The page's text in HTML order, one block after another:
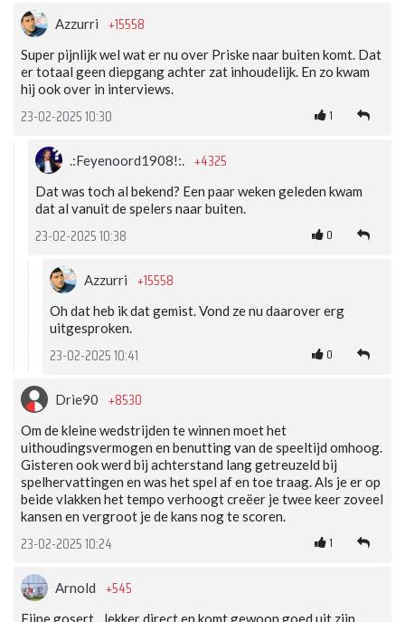
Azzurri +15558
Super pijnlijk wel wat er nu over Priske naar buiten komt. Dat
er totaal geen diepgang achter zat inhoudelijk. En zo kwam
hij ook over in interviews.
23-02-2025 10:30 1
.:Feyenoord1908!:. +4325
Dat was toch al bekend? Een paar weken geleden kwam
dat al vanuit de spelers naar buiten.
23-02-2025 10:38 0
Azzurri +15558
Oh dat heb ik dat gemist. Vond ze nu daarover erg
uitgesproken.
23-02-2025 10:41 0
Drie90 +8530
Om de kleine wedstrijden te winnen moet het
uithoudingsvermogen en benutting van de speeltijd omhoog.
Gisteren ook werd bij achterstand lang getreuzeld bij
spelhervattingen en was het spel af en toe traag. Als je er op
beide vlakken het tempo verhoogt creëer je twee keer zoveel
kansen en vergroot je de kans nog te scoren.
23-02-2025 10:24 1
Arnold +545
Fijne gosert…lekker direct en komt gewoon goed uit zijn